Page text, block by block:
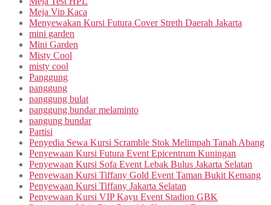
Meja Vip Kaca
Menyewakan Kursi Futura Cover Streth Daerah Jakarta
mini garden
Mini Garden
Misty Cool
misty cool
Panggung
panggung
panggung bulat
panggung bundar melaminto
pangung bundar
Partisi
Penyedia Sewa Kursi Scramble Stok Melimpah Tanah Abang
Penyewaan Kursi Futura Event Epicentrum Kuningan
Penyewaan Kursi Sofa Event Lebak Bulus Jakarta Selatan
Penyewaan Kursi Tiffany Gold Event Taman Bukit Kemang
Penyewaan Kursi Tiffany Jakarta Selatan
Penyewaan Kursi VIP Kayu Event Stadion GBK